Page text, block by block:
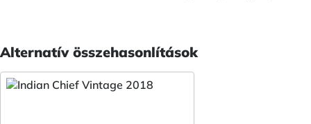
Alternatív összehasonlítások